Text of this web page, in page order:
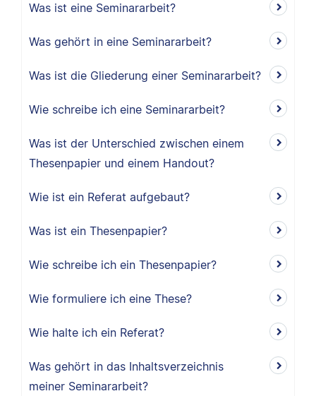
Was ist eine Seminararbeit?
Was gehört in eine Seminararbeit?
Was ist die Gliederung einer Seminararbeit?
Wie schreibe ich eine Seminararbeit?
Was ist der Unterschied zwischen einem
Thesenpapier und einem Handout?
Wie ist ein Referat aufgebaut?
Was ist ein Thesenpapier?
Wie schreibe ich ein Thesenpapier?
Wie formuliere ich eine These?
Wie halte ich ein Referat?
Was gehört in das Inhaltsverzeichnis
meiner Seminararbeit?